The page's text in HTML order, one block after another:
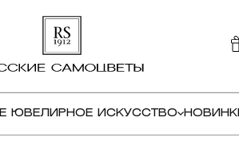
ЮВЕЛИРНОЕ ИСКУССТВО